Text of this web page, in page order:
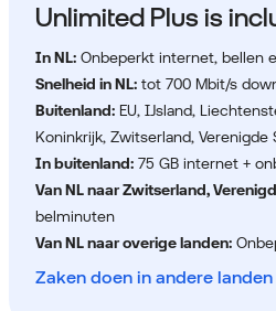
Unlimited Plus is
In NL: Onbeperkt internet, bellen
Snelheid in NL: tot 700 Mbit/s
Buitenland: EU, IJsland,
Koninkrijk, Zwitserland, Verenigde
In buitenland: 75 GB internet +
Van NL naar Zwitserland,
belminuten
Van NL naar overige landen:
Zaken doen in andere landen